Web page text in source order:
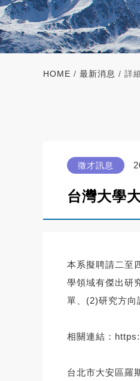
HOME / 最新消息 / 詳
徵才訊息
台灣大學
本系擬聘請二至
學領域有傑出研
單、(2)研究方向
相關連結：
台北市大安區羅